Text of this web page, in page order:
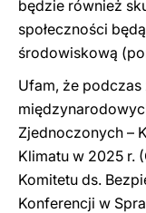
będzie również
społeczności
środowiskową
Ufam, że
Zjednoczonych –
Klimatu w 2025 r.
Komitetu ds.
Konferencji w